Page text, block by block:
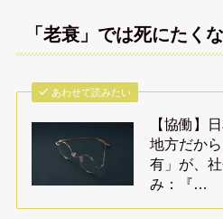
「老衰」では死にたく
あわせて読みたい
【協働】
地方だか
有」が、
み：『…